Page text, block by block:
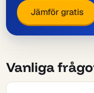
Jämför gratis
Vanliga